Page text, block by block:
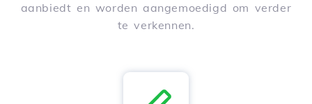
aanbiedt en worden aangemoedigd om verder
te verkennen.